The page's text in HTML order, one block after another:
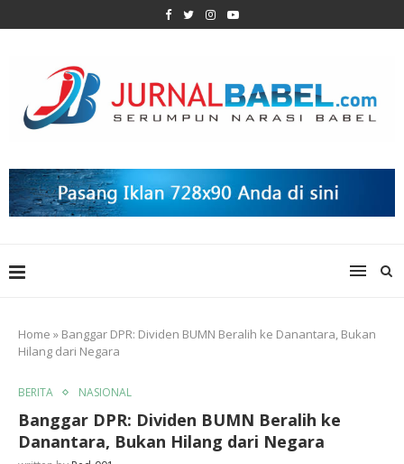
Home » Banggar DPR: Dividen BUMN Beralih ke Danantara, Bukan
Hilang dari Negara
BERITA NASIONAL
Banggar DPR: Dividen BUMN Beralih ke
Danantara, Bukan Hilang dari Negara